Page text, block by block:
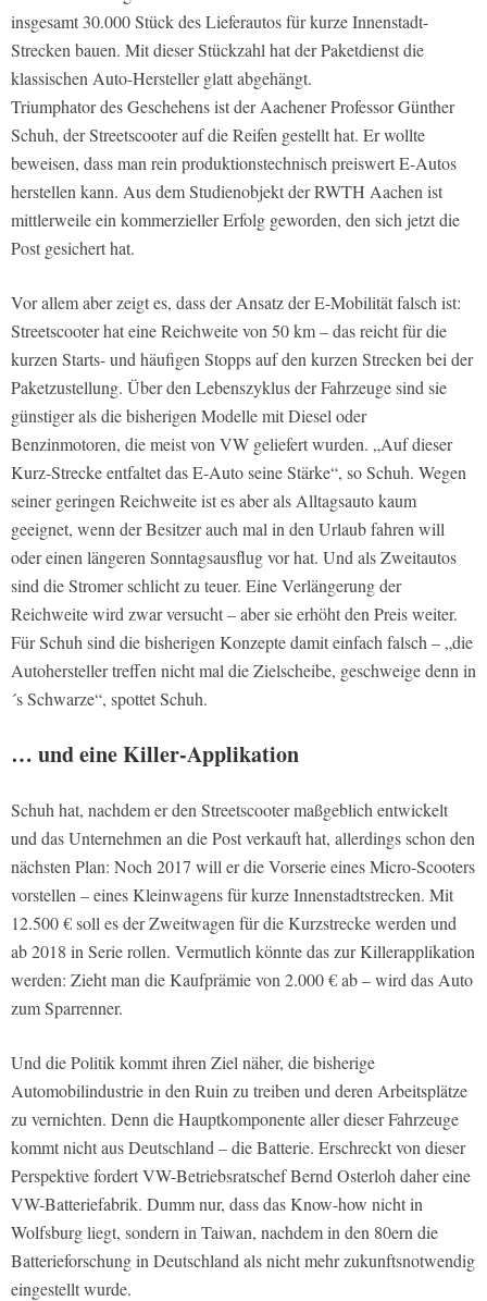
insgesamt 30.000 Stück des Lieferautos für kurze Innenstadt-
Strecken bauen. Mit dieser Stückzahl hat der Paketdienst die
klassischen Auto-Hersteller glatt abgehängt.
Triumphator des Geschehens ist der Aachener Professor Günther
Schuh, der Streetscooter auf die Reifen gestellt hat. Er wollte
beweisen, dass man rein produktionstechnisch preiswert E-Autos
herstellen kann. Aus dem Studienobjekt der RWTH Aachen ist
mittlerweile ein kommerzieller Erfolg geworden, den sich jetzt die
Post gesichert hat.
Vor allem aber zeigt es, dass der Ansatz der E-Mobilität falsch ist:
Streetscooter hat eine Reichweite von 50 km – das reicht für die
kurzen Starts- und häufigen Stopps auf den kurzen Strecken bei der
Paketzustellung. Über den Lebenszyklus der Fahrzeuge sind sie
günstiger als die bisherigen Modelle mit Diesel oder
Benzinmotoren, die meist von VW geliefert wurden. „Auf dieser
Kurz-Strecke entfaltet das E-Auto seine Stärke“, so Schuh. Wegen
seiner geringen Reichweite ist es aber als Alltagsauto kaum
geeignet, wenn der Besitzer auch mal in den Urlaub fahren will
oder einen längeren Sonntagsausflug vor hat. Und als Zweitautos
sind die Stromer schlicht zu teuer. Eine Verlängerung der
Reichweite wird zwar versucht – aber sie erhöht den Preis weiter.
Für Schuh sind die bisherigen Konzepte damit einfach falsch – „die
Autohersteller treffen nicht mal die Zielscheibe, geschweige denn in
´s Schwarze“, spottet Schuh.
… und eine Killer-Applikation
Schuh hat, nachdem er den Streetscooter maßgeblich entwickelt
und das Unternehmen an die Post verkauft hat, allerdings schon den
nächsten Plan: Noch 2017 will er die Vorserie eines Micro-Scooters
vorstellen – eines Kleinwagens für kurze Innenstadtstrecken. Mit
12.500 € soll es der Zweitwagen für die Kurzstrecke werden und
ab 2018 in Serie rollen. Vermutlich könnte das zur Killerapplikation
werden: Zieht man die Kaufprämie von 2.000 € ab – wird das Auto
zum Sparrenner.
Und die Politik kommt ihren Ziel näher, die bisherige
Automobilindustrie in den Ruin zu treiben und deren Arbeitsplätze
zu vernichten. Denn die Hauptkomponente aller dieser Fahrzeuge
kommt nicht aus Deutschland – die Batterie. Erschreckt von dieser
Perspektive fordert VW-Betriebsratschef Bernd Osterloh daher eine
VW-Batteriefabrik. Dumm nur, dass das Know-how nicht in
Wolfsburg liegt, sondern in Taiwan, nachdem in den 80ern die
Batterieforschung in Deutschland als nicht mehr zukunftsnotwendig
eingestellt wurde.